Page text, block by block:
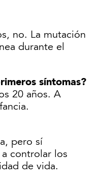
no. La mutación
durante el
síntomas?
20 años. A
pero sí
controlar los
de vida.